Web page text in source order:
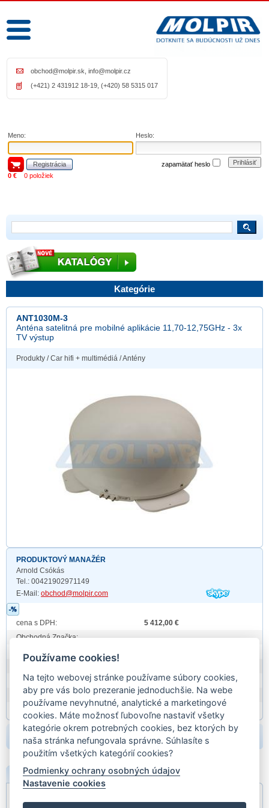
obchod@molpir.sk info@molpir.cz
(+421) 2 431912 18-19, (+420) 58 5315 017
Meno: Heslo:
Registrácia Prihlásiť
zapamätať heslo
0 € 0 položiek
Kategórie
ANT1030M-3
Anténa satelitná pre mobilné aplikácie 11,70-12,75GHz - 3x
TV výstup
Produkty /Car hifi + multimédiá /Antény
PRODUKTOVÝ MANAŽÉR
Arnold Csókás
Tel.: 00421902971149
E-Mail: obchod@molpir.com
cena s DPH:
5 412,00 €
Obchodná Značka:
Prod. id:
hmotnosť:
5,80
EAN:
EAN
Partn. kódy:
beriem:
POPIS PRÍLOHY
kábel: 1,5m
Používame cookies!
Na tejto webovej stránke používame súbory cookies,
aby pre vás bolo prezeranie jednoduchšie. Na webe
používame nevyhnutné, analytické a marketingové
cookies. Máte možnosť ľubovoľne nastaviť všetky
kategórie okrem potrebných cookies, bez ktorých by
naša stránka nefungovala správne. Súhlasíte s
použitím všetkých kategórií cookies?
Podmienky ochrany osobných údajov
Nastavenie cookies